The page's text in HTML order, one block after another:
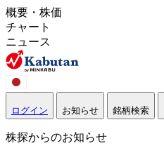
概要・株価
チャート
ニュース
ログイン お知らせ 銘柄検索
株探からのお知らせ